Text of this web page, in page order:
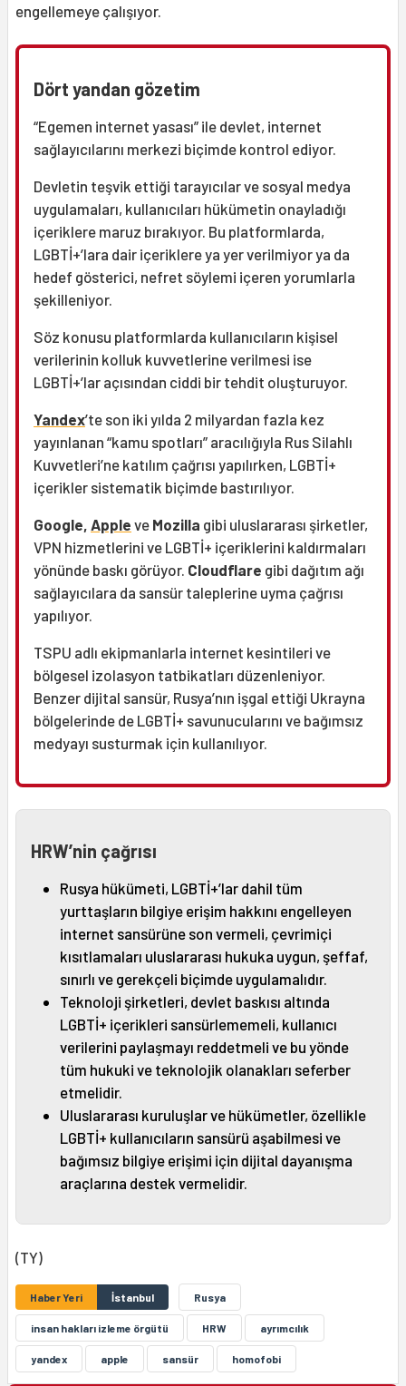
engellemeye çalışıyor.
Dört yandan gözetim
“Egemen internet yasası” ile devlet, internet
sağlayıcılarını merkezi biçimde kontrol ediyor.
Devletin teşvik ettiği tarayıcılar ve sosyal medya
uygulamaları, kullanıcıları hükümetin onayladığı
içeriklere maruz bırakıyor. Bu platformlarda,
LGBTİ+’lara dair içeriklere ya yer verilmiyor ya da
hedef gösterici, nefret söylemi içeren yorumlarla
şekilleniyor.
Söz konusu platformlarda kullanıcıların kişisel
verilerinin kolluk kuvvetlerine verilmesi ise
LGBTİ+’lar açısından ciddi bir tehdit oluşturuyor.
Yandex’te son iki yılda 2 milyardan fazla kez
yayınlanan “kamu spotları” aracılığıyla Rus Silahlı
Kuvvetleri’ne katılım çağrısı yapılırken, LGBTİ+
içerikler sistematik biçimde bastırılıyor.
Google, Apple ve Mozilla gibi uluslararası şirketler,
VPN hizmetlerini ve LGBTİ+ içeriklerini kaldırmaları
yönünde baskı görüyor. Cloudflare gibi dağıtım ağı
sağlayıcılara da sansür taleplerine uyma çağrısı
yapılıyor.
TSPU adlı ekipmanlarla internet kesintileri ve
bölgesel izolasyon tatbikatları düzenleniyor.
Benzer dijital sansür, Rusya’nın işgal ettiği Ukrayna
bölgelerinde de LGBTİ+ savunucularını ve bağımsız
medyayı susturmak için kullanılıyor.
HRW’nin çağrısı
Rusya hükümeti, LGBTİ+’lar dahil tüm
yurttaşların bilgiye erişim hakkını engelleyen
internet sansürüne son vermeli, çevrimiçi
kısıtlamaları uluslararası hukuka uygun, şeffaf,
sınırlı ve gerekçeli biçimde uygulamalıdır.
Teknoloji şirketleri, devlet baskısı altında
LGBTİ+ içerikleri sansürlememeli, kullanıcı
verilerini paylaşmayı reddetmeli ve bu yönde
tüm hukuki ve teknolojik olanakları seferber
etmelidir.
Uluslararası kuruluşlar ve hükümetler, özellikle
LGBTİ+ kullanıcıların sansürü aşabilmesi ve
bağımsız bilgiye erişimi için dijital dayanışma
araçlarına destek vermelidir.
(TY)
Haber Yeri İstanbul Rusya
insan hakları izleme örgütü HRW ayrımcılık
yandex apple sansür homofobi